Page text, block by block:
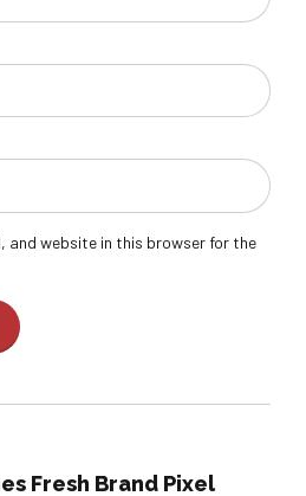
and website in this browser for the
Fresh Brand Pixel